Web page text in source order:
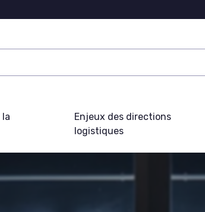
la
Enjeux des directions
logistiques